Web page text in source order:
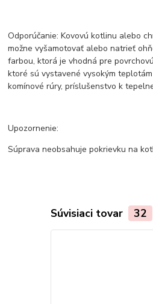
Odporúčanie: Kovovú kotlinu alebo
možne vyšamotovať alebo natrieť
farbou, ktorá je vhodná pre
ktoré sú vystavené vysokým
komínové rúry, príslušenstvo k
Upozornenie:
Súprava neobsahuje pokrievku na
Súvisiaci tovar 32